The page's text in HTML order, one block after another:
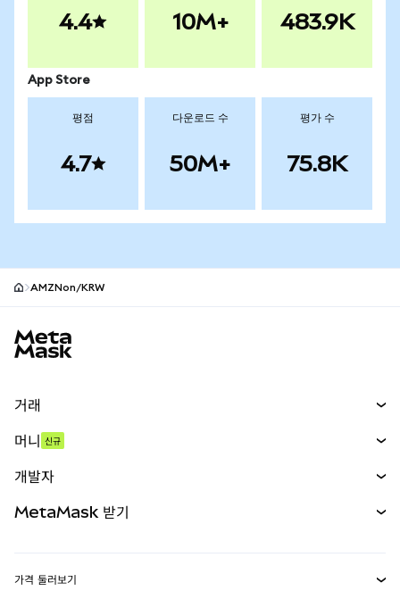
4.4 10M+ 483.9K
App Store
평점
4.7
다운로드 수
50M+
평가 수
75.8K
AMZNon/KRW
거래
무기한 선물
실물자산
머니 신규
개발자
MetaMask 받기
가격 둘러보기